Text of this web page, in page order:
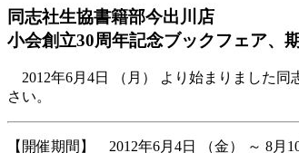
同志社生協書籍部今出川店
小会創立30周年記念ブックフェア、
2012年6月4日 （月） より始まりました同
さい。
【開催期間】 2012年6月4日 （金） ～ 8月